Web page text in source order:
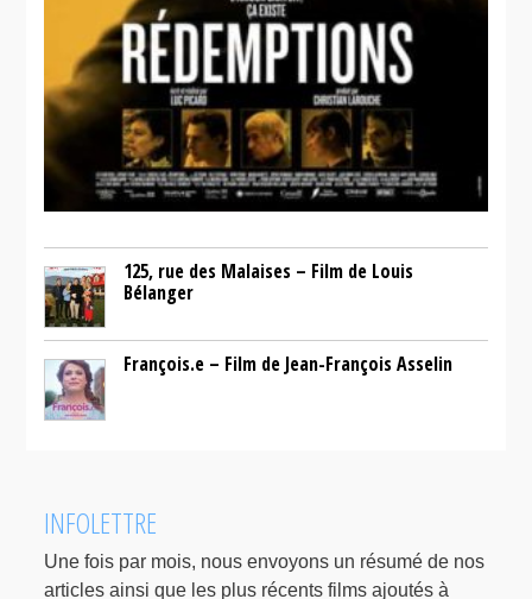
125, rue des Malaises – Film de Louis
Bélanger
François.e – Film de Jean-François Asselin
INFOLETTRE
Une fois par mois, nous envoyons un résumé de nos
articles ainsi que les plus récents films ajoutés à